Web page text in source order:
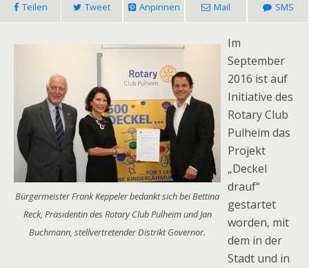
Teilen Tweet Anpinnen Mail SMS
Bürgermeister Frank Keppeler bedankt sich bei Bettina
Reck, Präsidentin des Rotary Club Pulheim und Jan
Buchmann, stellvertretender Distrikt Governor.
Im
September
2016 ist auf
Initiative des
Rotary Club
Pulheim das
Projekt
„Deckel
drauf“
gestartet
worden, mit
dem in der
Stadt und in